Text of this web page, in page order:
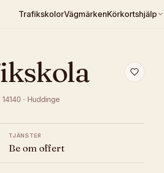
TrafikskolorVägmärkenKörkortshjälp
14140 · Huddinge
TJÄNSTER
Be om offert